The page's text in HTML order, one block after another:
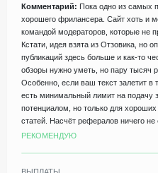
Комментарий: Пока одно из самых
хорошего фрилансера. Сайт хоть и
командой модераторов, которые не
Кстати, идея взята из Отзовика, но
публикаций здесь больше и как-то
обзоры нужно уметь, но пару тысяч
Особенно, если ваш текст залетит
есть минимальный лимит на подачу
потенциалом, но только для
статей. Насчёт рефералов ничего не
РЕКОМЕНДУЮ